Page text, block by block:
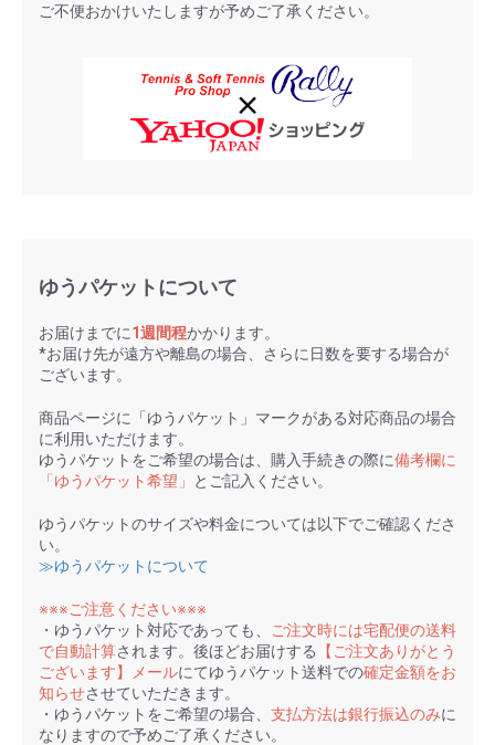
ご不便おかけいたしますが予めご了承ください。
ゆうパケットについて
お届けまでに1週間程かかります。
*お届け先が遠方や離島の場合、さらに日数を要する場合が
ございます。
商品ページに「ゆうパケット」マークがある対応商品の場合
に利用いただけます。
ゆうパケットをご希望の場合は、購入手続きの際に備考欄に
「ゆうパケット希望」
とご記入ください。
ゆうパケットのサイズや料金については以下でご確認くださ
い。
≫ゆうパケットについて
※※※ご注意ください※※※
・ゆうパケット対応であっても、
ご注文時には宅配便の送料
で自動計算されます。後ほどお届けする
【ご注文ありがとう
ございます】メールにてゆうパケット送料での確定金額をお
知らせさせていただきます。
・ゆうパケットをご希望の場合、 支払方法は銀行振込のみに
なりますので予めご了承ください。